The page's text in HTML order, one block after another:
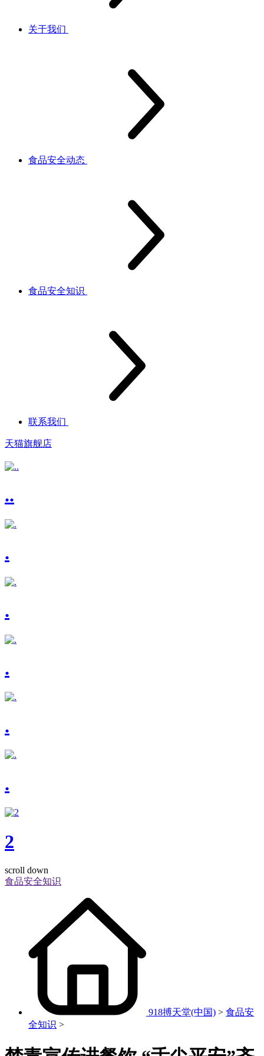
关于我们
食品安全动态
食品安全知识
联系我们
天猫旗舰店
..
.
.
.
.
.
2
scroll down
食品安全知识
918搏天堂(中国) > 食品安
全知识 >